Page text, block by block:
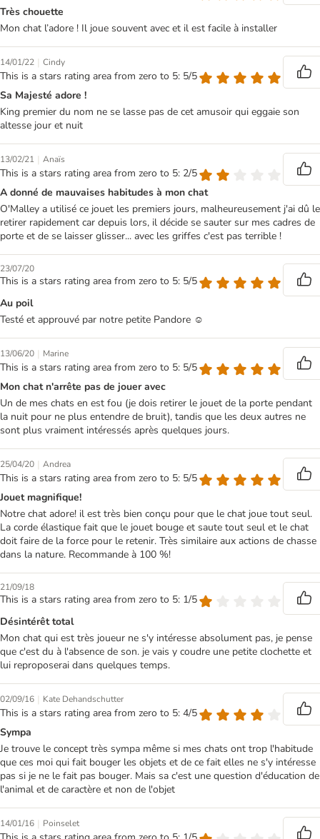
Très chouette
Mon chat l’adore ! Il joue souvent avec et il est facile à installer
14/01/22 | Cindy
This is a stars rating area from zero to 5: 5/5
Sa Majesté adore !
King premier du nom ne se lasse pas de cet amusoir qui eggaie son
altesse jour et nuit
13/02/21 | Anaïs
This is a stars rating area from zero to 5: 2/5
A donné de mauvaises habitudes à mon chat
O'Malley a utilisé ce jouet les premiers jours, malheureusement j'ai dû le
retirer rapidement car depuis lors, il décide se sauter sur mes cadres de
porte et de se laisser glisser... avec les griffes c'est pas terrible !
23/07/20
This is a stars rating area from zero to 5: 5/5
Au poil
Testé et approuvé par notre petite Pandore ☺️
13/06/20 | Marine
This is a stars rating area from zero to 5: 5/5
Mon chat n'arrête pas de jouer avec
Un de mes chats en est fou (je dois retirer le jouet de la porte pendant
la nuit pour ne plus entendre de bruit), tandis que les deux autres ne
sont plus vraiment intéressés après quelques jours.
25/04/20 | Andrea
This is a stars rating area from zero to 5: 5/5
Jouet magnifique!
Notre chat adore! il est très bien conçu pour que le chat joue tout seul.
La corde élastique fait que le jouet bouge et saute tout seul et le chat
doit faire de la force pour le retenir. Très similaire aux actions de chasse
dans la nature. Recommande à 100 %!
21/09/18
This is a stars rating area from zero to 5: 1/5
Désintérêt total
Mon chat qui est très joueur ne s'y intéresse absolument pas, je pense
que c'est du à l'absence de son. je vais y coudre une petite clochette et
lui reproposerai dans quelques temps.
02/09/16 | Kate Dehandschutter
This is a stars rating area from zero to 5: 4/5
Sympa
Je trouve le concept très sympa même si mes chats ont trop l'habitude
que ces moi qui fait bouger les objets et de ce fait elles ne s'y intéresse
pas si je ne le fait pas bouger. Mais sa c'est une question d'éducation de
l'animal et de caractère et non de l'objet
14/01/16 | Poinselet